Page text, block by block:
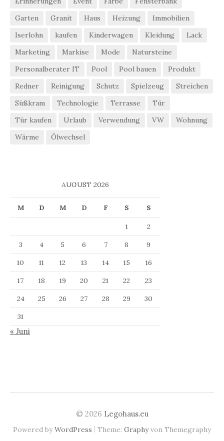
Garten
Granit Haus Heizung
Immobilien
Iserlohn
kaufen Kinderwagen Kleidung
Lack
Marketing
Markise Mode
Natursteine
Personalberater IT
Pool Pool bauen
Produkt
Redner
Reinigung Schutz Spielzeug
Streichen
Süßkram
Technologie Terrasse
Tür
Tür kaufen
Urlaub Verwendung VW
Wohnung
Wärme
Ölwechsel
AUGUST 2026
M D M D F S S
1
2
3
4 5 6 7 8
9
10
11 12 13 14 15
16
17
18 19 20 21 22
23
24
25 26 27 28 29
30
31
« Juni
© 2026 Legohaus.eu
Powered byWordPress | Theme: Graphyvon Themegraphy